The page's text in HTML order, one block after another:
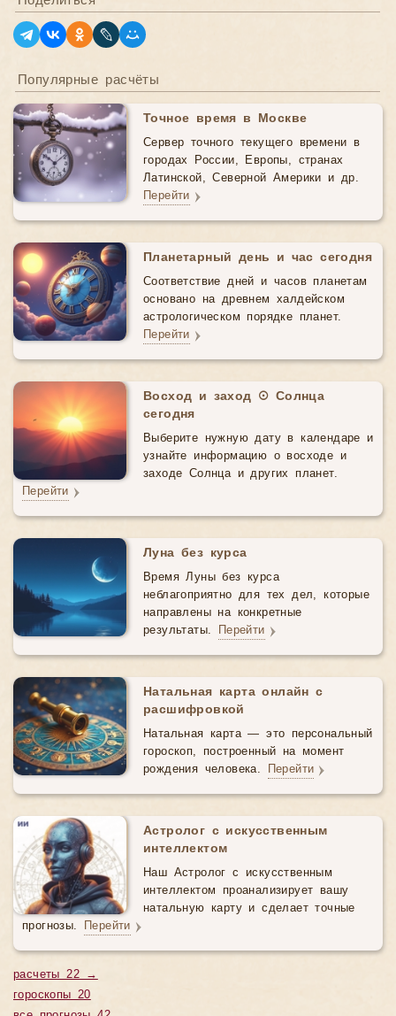
Популярные расчёты
Точное время в Москве
Сервер точного текущего времени в
городах России, Европы, странах
Латинской, Северной Америки и др.
Перейти
Планетарный день и час сегодня
Соответствие дней и часов планетам
основано на древнем халдейском
астрологическом порядке планет.
Перейти
Восход и заход ☉ Солнца
сегодня
Выберите нужную дату в календаре и
узнайте информацию о восходе и
заходе Солнца и других планет.
Перейти
Луна без курса
Время Луны без курса
неблагоприятно для тех дел, которые
направлены на конкретные
результаты. Перейти
Натальная карта онлайн с
расшифровкой
Натальная карта — это персональный
гороскоп, построенный на момент
рождения человека. Перейти
Астролог с искусственным
интеллектом
Наш Астролог с искусственным
интеллектом проанализирует вашу
натальную карту и сделает точные
прогнозы. Перейти
расчеты 22 →
гороскопы 20